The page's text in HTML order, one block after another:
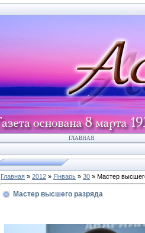
ГЛАВНАЯ
Главная » 2012 » Январь » 30 » Мастер
Мастер высшего разряда